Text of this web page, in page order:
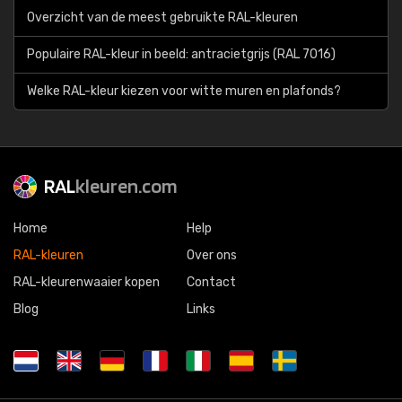
Overzicht van de meest gebruikte RAL-kleuren
Populaire RAL-kleur in beeld: antracietgrijs (RAL 7016)
Welke RAL-kleur kiezen voor witte muren en plafonds?
RALkleuren.com
Home
RAL-kleuren
RAL-kleurenwaaier kopen
Blog
Help
Over ons
Contact
Links